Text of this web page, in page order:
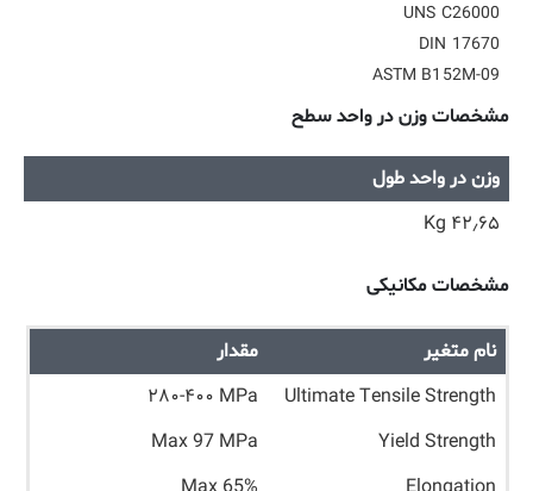
UNS C26000
DIN 17670
ASTM B152M-09
مشخصات وزن در واحد سطح
وزن در واحد طول
۴۲٫۶۵ Kg
مشخصات مکانیکی
نام متغیر
مقدار
Ultimate Tensile Strength
۲۸۰-۴۰۰ MPa
Yield Strength
Max 97 MPa